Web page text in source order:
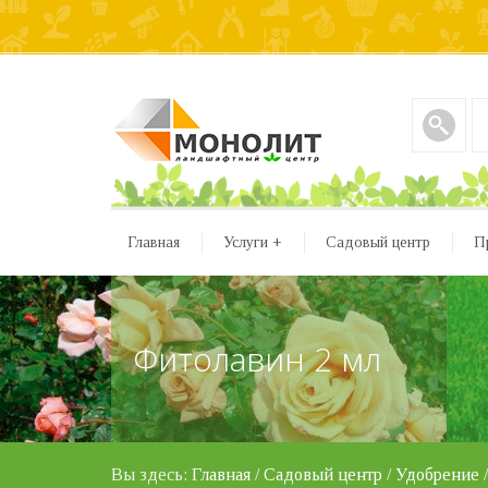
Главная Услуги + Садовый центр
Фитолавин 2 мл
Вы здесь: Главная /Садовый центр /Удобрение